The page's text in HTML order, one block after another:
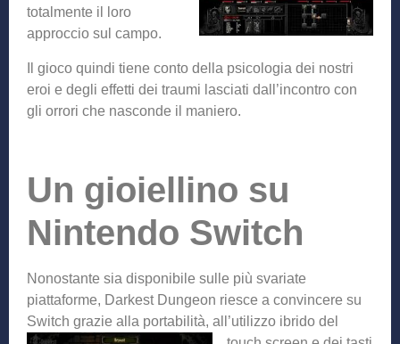
totalmente il loro
approccio sul campo.
Il gioco quindi tiene conto della psicologia dei nostri
eroi e degli effetti dei traumi lasciati dall’incontro con
gli orrori che nasconde il maniero.
Un gioiellino su
Nintendo Switch
Nonostante sia disponibile sulle più svariate
piattaforme, Darkest Dungeon riesce a convincere su
Switch grazie alla portabilità, all’utilizzo ibrido del